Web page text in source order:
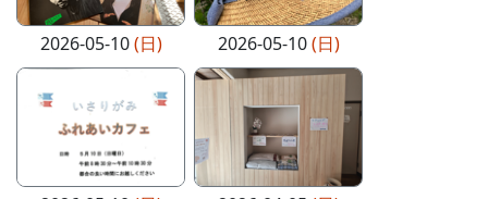
2026-05-10(日) 2026-05-10(日)